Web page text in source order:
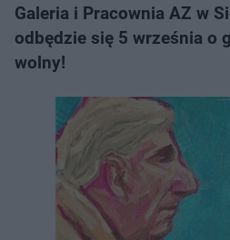
Galeria i Pracownia AZ w
odbędzie się 5 września o
wolny!